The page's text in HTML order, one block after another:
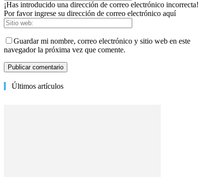
¡Has introducido una dirección de correo electrónico incorrecta!
Por favor ingrese su dirección de correo electrónico aquí
Guardar mi nombre, correo electrónico y sitio web en este
navegador la próxima vez que comente.
Últimos artículos